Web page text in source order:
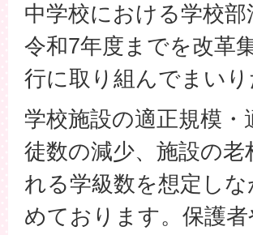
中学校における学校
令和7年度までを改革
行に取り組んでまい
学校施設の適正規模
徒数の減少、施設の
れる学級数を想定し
めております。保護